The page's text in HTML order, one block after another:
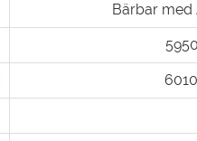
Bärbar